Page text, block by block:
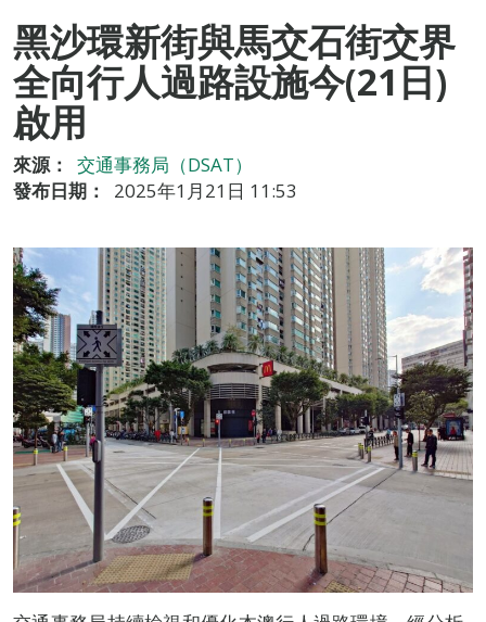
黑沙環新街與馬交石街交界
全向行人過路設施今(21日)
啟用
來源：
交通事務局（DSAT）
發布日期：
2025年1月21日 11:53